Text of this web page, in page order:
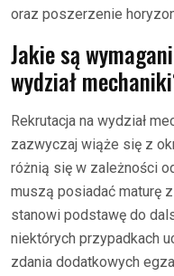
oraz poszerzenie
Jakie są
wydział
Rekrutacja na wydział
zazwyczaj wiąże się z
różnią się w zależności
muszą posiadać maturę
stanowi podstawę do
niektórych przypadkach
zdania dodatkowych